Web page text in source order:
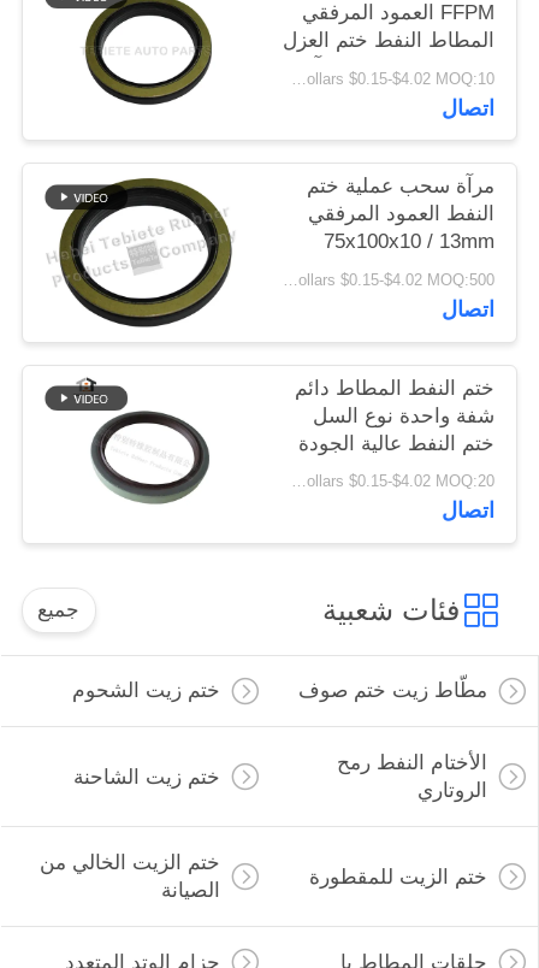
FFPM العمود المرفقي
المطاط النفط ختم العزل
الشيخوخة مقاومة التآكل
1409890 1313719
US Dollars $0.15-$4.02 MOQ:10 قطع
اتصال
مرآة سحب عملية ختم
النفط العمود المرفقي
75x100x10 / 13mm
لشاحنة سكانيا 1409890
ختم النفط الروتاري
الداخلي
US Dollars $0.15-$4.02 MOQ:500 قطعة
اتصال
ختم النفط المطاط دائم
شفة واحدة نوع السل
ختم النفط عالية الجودة
فيتون مواد
80x100x10mm
US Dollars $0.15-$4.02 MOQ:20 قطعة
اتصال
فئات شعبية جميع
مطّاط زيت ختم صوف ختم زيت الشحوم
الأختام النفط رمح
الروتاري
ختم زيت الشاحنة
ختم الزيت للمقطورة
ختم الزيت الخالي من
الصيانة
حلقات المطاط يا حزام الوتد المتعدد